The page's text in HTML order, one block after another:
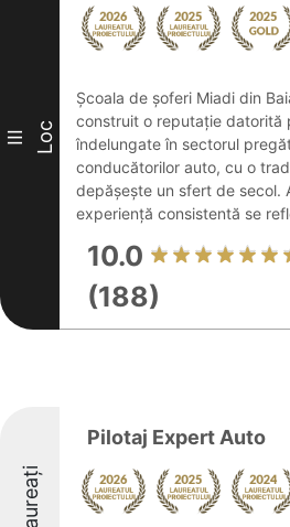
III Loc
Școala de șoferi Miadi din
construit o reputație datorită
îndelungate în sectorul
conducătorilor auto, cu o
depășește un sfert de secol.
experiență consistentă se
10.0
(188)
Laureați
Pilotaj Expert Auto